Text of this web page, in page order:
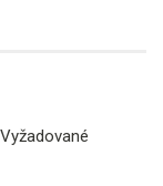
Vyžadované